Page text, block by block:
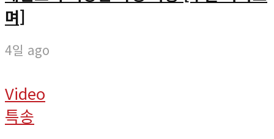
며]
4일 ago
Video
특송